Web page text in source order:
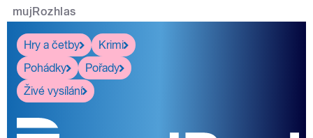
mujRozhlas
Hry a četby
Krimi
Pohádky
Pořady
Živé vysílání